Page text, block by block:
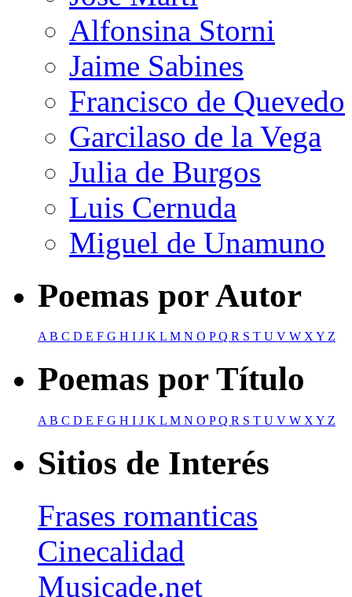
Alfonsina Storni
Jaime Sabines
Francisco de Quevedo
Garcilaso de la Vega
Julia de Burgos
Luis Cernuda
Miguel de Unamuno
Poemas por Autor
AB C D E F G H I J K L M N O PQ R S T U V W XY Z
Poemas por Título
A B C D E F G H I J K L M N O PQ R S T U V W X Y Z
Sitios de Interés
Frases romanticas
Cinecalidad
Musicade.net